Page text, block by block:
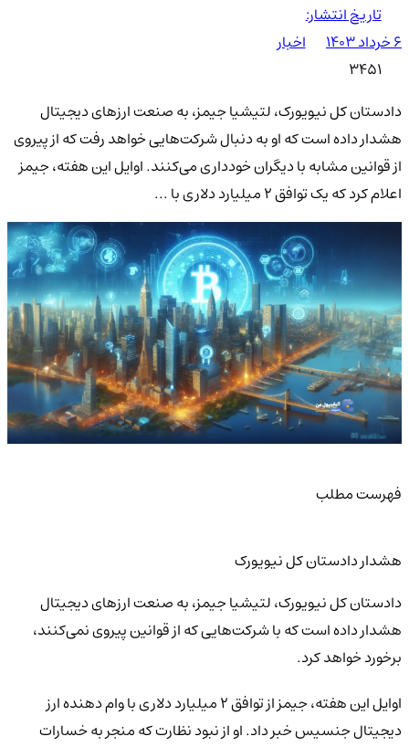
تاریخ انتشار:
۶ خرداد ۱۴۰۳
اخبار
3451
دادستان کل نیویورک، لتیشیا جیمز، به صنعت ارزهای دیجیتال
هشدار داده است که او به دنبال شرکت‌هایی خواهد رفت که از پیروی
از قوانین مشابه با دیگران خودداری می‌کنند. اوایل این هفته، جیمز
اعلام کرد که یک توافق ۲ میلیارد دلاری با ...
فهرست مطلب
هشدار دادستان کل نیویورک
دادستان کل نیویورک، لتیشیا جیمز، به صنعت ارزهای دیجیتال
هشدار داده است که با شرکت‌هایی که از قوانین پیروی نمی‌کنند،
برخورد خواهد کرد.
اوایل این هفته، جیمز از توافق ۲ میلیارد دلاری با وام‌ دهنده ارز
دیجیتال جنسیس خبر داد. او از نبود نظارت که منجر به خسارات